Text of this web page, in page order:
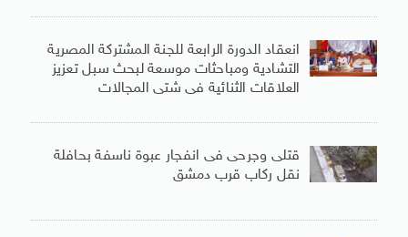
انعقاد الدورة الرابعة للجنة المشتركة المصرية
التشادية ومباحثات موسعة لبحث سبل تعزيز
العلاقات الثنائية فى شتى المجالات
قتلى وجرحى فى انفجار عبوة ناسفة بحافلة
نقل ركاب قرب دمشق